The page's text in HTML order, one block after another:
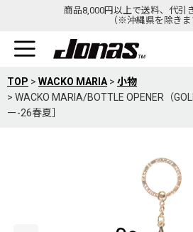
商品8,000円以上で送料、代引
（※沖縄県を除きま
TOP > WACKO MARIA > 小物
> WACKO MARIA/BOTTLE OPENER（
ー-26春夏］